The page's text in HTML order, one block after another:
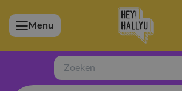
(Artiesten)
(Merchandise)
(Exclusive)
Menu
Zoeken